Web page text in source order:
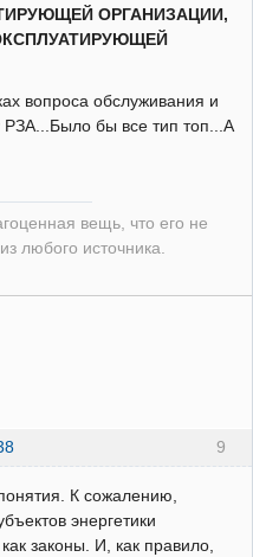
ОРГАНИЗАЦИИ,
вопроса обслуживания и
РЗА...Было бы все тип топ...А
вещь, что его не
любого источника.
9
К сожалению,
энергетики
законы. И, как правило,